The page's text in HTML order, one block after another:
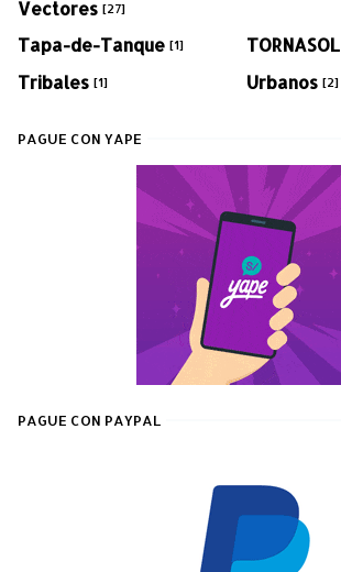
Vectores [27]
Tapa-de-Tanque [1] TORNASOL
Tribales [1] Urbanos [2]
PAGUE CON YAPE
PAGUE CON PAYPAL